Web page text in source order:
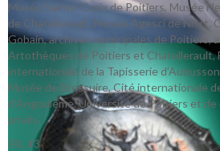
Musée Sainte-Croix de Poitiers, Musée
de Chatellerault, Musée Agesci de Niort,
Gobain, archives municipales de Poitiers,
Artothèques de Poitiers et Chatellerault,
internationale de la Tapisserie
Musée de Bressuire, Cité internationale
d’Angoulême, Université de Poitiers et
privés.
IRL #3